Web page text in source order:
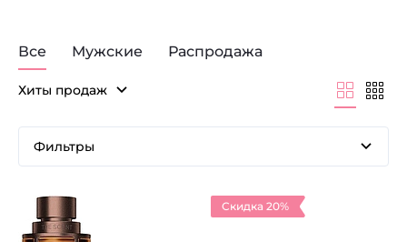
Все Мужские Распродажа
Хиты продаж
Фильтры
Скидка 20%